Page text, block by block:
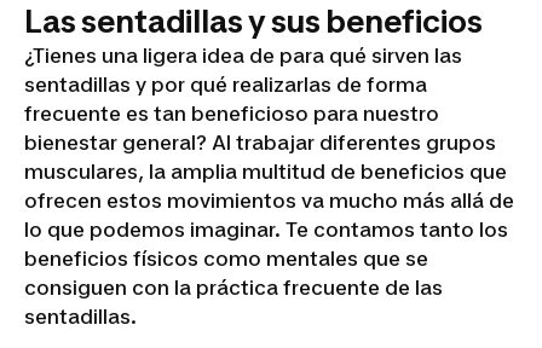
Las sentadillas y sus beneficios
¿Tienes una ligera idea de para qué sirven las
sentadillas y por qué realizarlas de forma
frecuente es tan beneficioso para nuestro
bienestar general? Al trabajar diferentes grupos
musculares, la amplia multitud de beneficios que
ofrecen estos movimientos va mucho más allá de
lo que podemos imaginar. Te contamos tanto los
beneficios físicos como mentales que se
consiguen con la práctica frecuente de las
sentadillas.